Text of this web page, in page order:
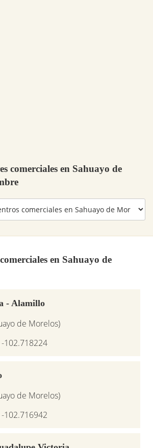
comerciales en Sahuayo de
en Sahuayo de
- Alamillo
de Morelos)
-102.718224
de Morelos)
102.716942